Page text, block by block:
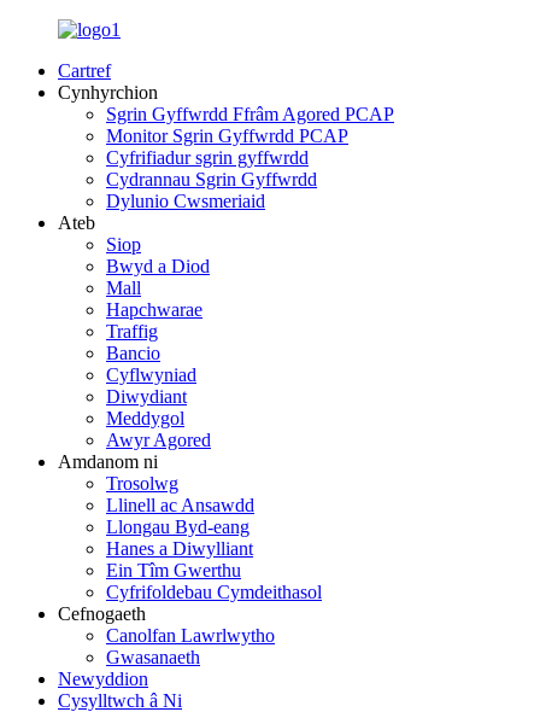
Cartref
Cynhyrchion
Sgrin Gyffwrdd Ffrâm Agored PCAP
Monitor Sgrin Gyffwrdd PCAP
Cyfrifiadur sgrin gyffwrdd
Cydrannau Sgrin Gyffwrdd
Dylunio Cwsmeriaid
Ateb
Siop
Bwyd a Diod
Mall
Hapchwarae
Traffig
Bancio
Cyflwyniad
Diwydiant
Meddygol
Awyr Agored
Amdanom ni
Trosolwg
Llinell ac Ansawdd
Llongau Byd-eang
Hanes a Diwylliant
Ein Tîm Gwerthu
Cyfrifoldebau Cymdeithasol
Cefnogaeth
Canolfan Lawrlwytho
Gwasanaeth
Newyddion
Cysylltwch â Ni